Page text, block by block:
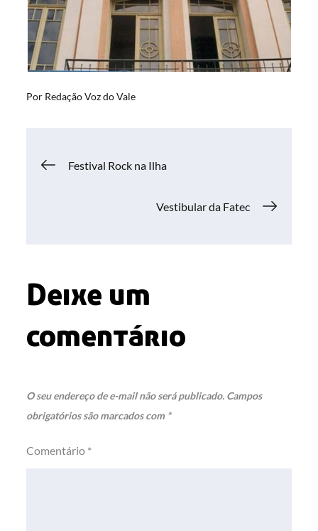
Por Redação Voz do Vale
Navegação
Festival Rock na Ilha
Vestibular da Fatec
Deixe um
comentário
O seu endereço de e-mail não será publicado. Campos
obrigatórios são marcados com *
Comentário *